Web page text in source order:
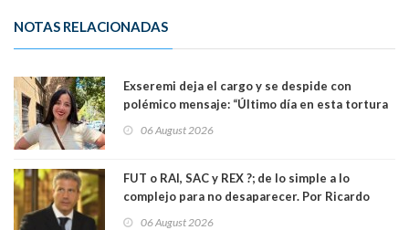
NOTAS RELACIONADAS
Exseremi deja el cargo y se despide con
polémico mensaje: “Último día en esta tortura
06 August 2026
FUT o RAI, SAC y REX ?; de lo simple a lo
complejo para no desaparecer. Por Ricardo
06 August 2026